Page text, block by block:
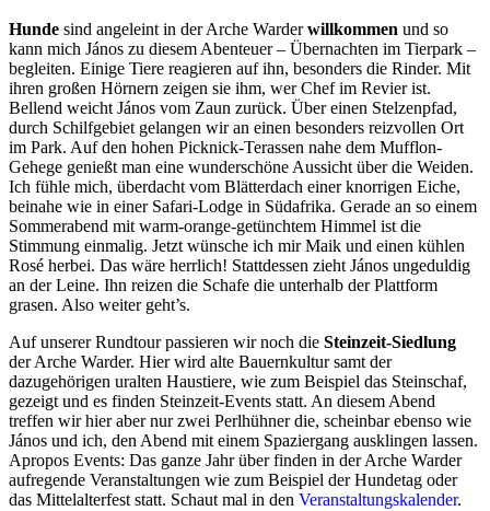
Hunde sind angeleint in der Arche Warderwillkommen und so
kann mich János zu diesem Abenteuer – Übernachten im Tierpark –
begleiten. Einige Tiere reagieren auf ihn, besonders die Rinder. Mit
ihren großen Hörnern zeigen sie ihm, wer Chef im Revier ist.
Bellend weicht János vom Zaun zurück. Über einen Stelzenpfad,
durch Schilfgebiet gelangen wir an einen besonders reizvollen Ort
im Park. Auf den hohen Picknick-Terassen nahe dem Mufflon-
Gehege genießt man eine wunderschöne Aussicht über die Weiden.
Ich fühle mich, überdacht vom Blätterdach einer knorrigen Eiche,
beinahe wie in einer Safari-Lodge in Südafrika. Gerade an so einem
Sommerabend mit warm-orange-getünchtem Himmel ist die
Stimmung einmalig. Jetzt wünsche ich mir Maik und einen kühlen
Rosé herbei. Das wäre herrlich! Stattdessen zieht János ungeduldig
an der Leine. Ihn reizen die Schafe die unterhalb der Plattform
grasen. Also weiter geht’s.
Auf unserer Rundtour passieren wir noch die Steinzeit-Siedlung
der Arche Warder. Hier wird alte Bauernkultur samt der
dazugehörigen uralten Haustiere, wie zum Beispiel das Steinschaf,
gezeigt und es finden Steinzeit-Events statt. An diesem Abend
treffen wir hier aber nur zwei Perlhühner die, scheinbar ebenso wie
János und ich, den Abend mit einem Spaziergang ausklingen lassen.
Apropos Events: Das ganze Jahr über finden in der Arche Warder
aufregende Veranstaltungen wie zum Beispiel der Hundetag oder
das Mittelalterfest statt. Schaut mal in den Veranstaltungskalender.